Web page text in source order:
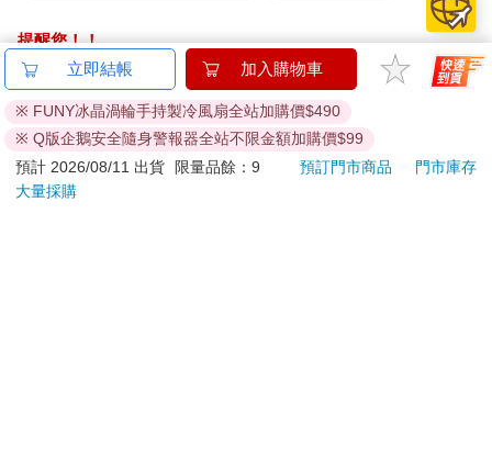
提醒您！！
金石堂及銀行均不會請您操作ATM! 如接獲電話要求您前往
ATM提款機，請不要聽從指示，以免受騙上當！
退換貨須知：
**提醒您，鑑賞期不等於試用期，退回商品須為全新狀態**
依據「消費者保護法」第19條及行政院消費者保護處公告之
立即結帳 加入購物車
※ FUNY冰晶渦輪手持製冷風扇全站加購價$490
※ Q版企鵝安全隨身警報器全站不限金額加購價$99
預計 2026/08/11 出貨
限量品餘：9 預訂門市商品
門市庫存
大量採購